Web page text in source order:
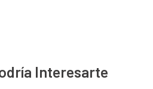
Interesarte